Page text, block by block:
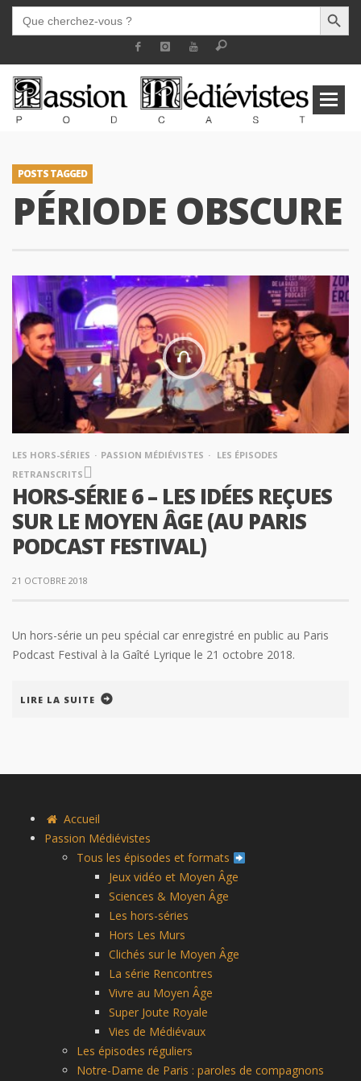
SEARCH
FOR:
SEARCH
POSTS TAGGED
PÉRIODE OBSCURE
LES HORS-SÉRIES PASSION MÉDIÉVISTES
LES ÉPISODES
RETRANSCRITS
HORS-SÉRIE 6 – LES IDÉES REÇUES
SUR LE MOYEN ÂGE (AU PARIS
PODCAST FESTIVAL)
21 OCTOBRE 2018
Un hors-série un peu spécial car enregistré en public au Paris
Podcast Festival à la Gaîté Lyrique le 21 octobre 2018.
LIRE LA SUITE
Accueil
Passion Médiévistes
Tous les épisodes et formats
Jeux vidéo et Moyen Âge
Sciences & Moyen Âge
Les hors-séries
Hors Les Murs
Clichés sur le Moyen Âge
La série Rencontres
Vivre au Moyen Âge
Super Joute Royale
Vies de Médiévaux
Les épisodes réguliers
Notre-Dame de Paris : paroles de compagnons